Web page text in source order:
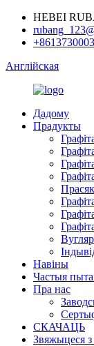
HEBEI
Англійская
Дадому
Прадукты
Навіны
Частыя
Пра нас
СКАЧАЦЬ
Звяжыцеся з